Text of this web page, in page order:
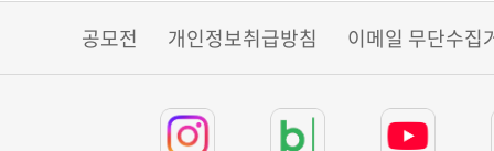
공모전 개인정보취급방침 이메일 무단수집